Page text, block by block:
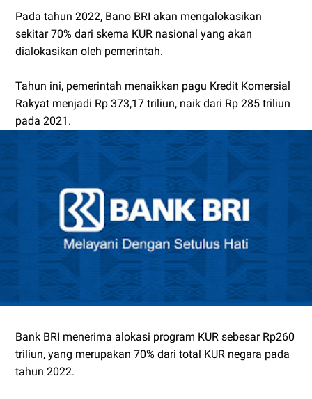
Pada tahun 2022, Bano BRI akan mengalokasikan
sekitar 70% dari skema KUR nasional yang akan
dialokasikan oleh pemerintah.
Tahun ini, pemerintah menaikkan pagu Kredit Komersial
Rakyat menjadi Rp 373,17 triliun, naik dari Rp 285 triliun
pada 2021.
Bank BRI menerima alokasi program KUR sebesar Rp260
triliun, yang merupakan 70% dari total KUR negara pada
tahun 2022.